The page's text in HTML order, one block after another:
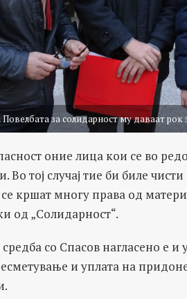
за солидарност му даваат
оние лица кои се во
Во тој случај тие би биле
кршат многу права од
од „Солидарност“.
со Спасов нагласено е
и уплата на